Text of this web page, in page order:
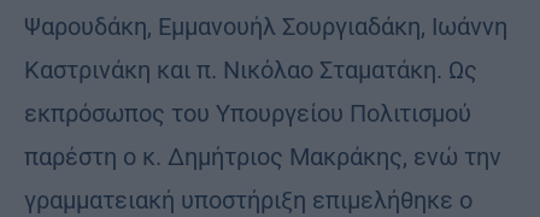
Ψαρουδάκη, Εμμανουήλ Σουργιαδάκη, Ιωάννη
Καστρινάκη και π. Νικόλαο Σταματάκη. Ως
εκπρόσωπος του Υπουργείου Πολιτισμού
παρέστη ο κ. Δημήτριος Μακράκης, ενώ την
γραμματειακή υποστήριξη επιμελήθηκε ο